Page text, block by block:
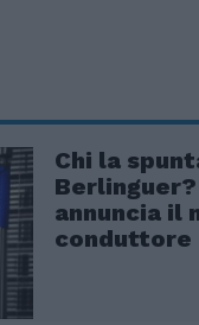
Chi la
annuncia il
conduttore